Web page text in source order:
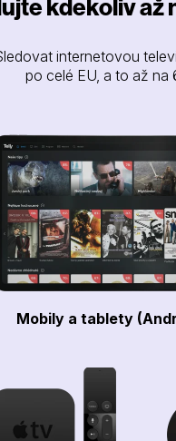
kdekoliv až
internetovou
po celé EU, a to až na
Mobily a tablety